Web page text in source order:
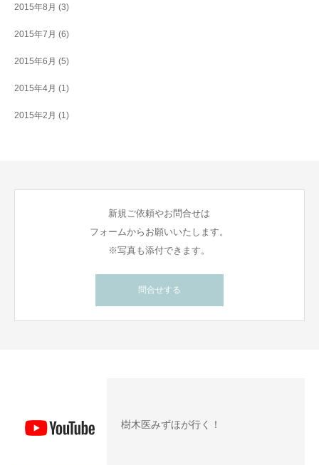
2015年8月 (3)
2015年7月 (6)
2015年6月 (5)
2015年4月 (1)
2015年2月 (1)
新規ご依頼やお問合せは
フォームからお願いいたします。
※写真も添付できます。
問合せする
樹木医みずほが行く！